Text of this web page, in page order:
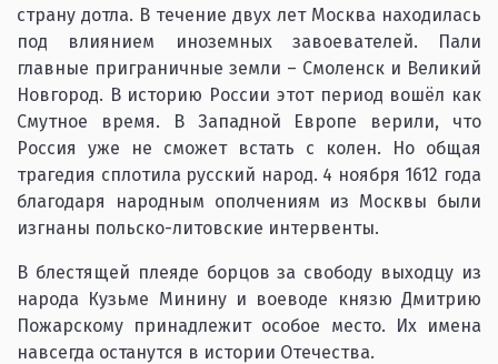
страну дотла. В течение двух лет Москва находилась
под влиянием иноземных завоевателей. Пали
главные приграничные земли – Смоленск и Великий
Новгород. В историю России этот период вошёл как
Смутное время. В Западной Европе верили, что
Россия уже не сможет встать с колен. Но общая
трагедия сплотила русский народ. 4 ноября 1612 года
благодаря народным ополчениям из Москвы были
изгнаны польско-литовские интервенты.
В блестящей плеяде борцов за свободу выходцу из
народа Кузьме Минину и воеводе князю Дмитрию
Пожарскому принадлежит особое место. Их имена
навсегда останутся в истории Отечества.